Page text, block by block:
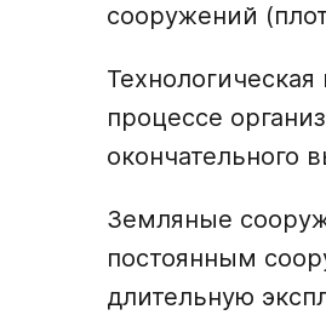
сооружений
процессе
окончательного
Земляные
постоянным
длительную